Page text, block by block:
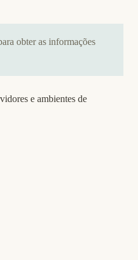
obter as informações
e ambientes de